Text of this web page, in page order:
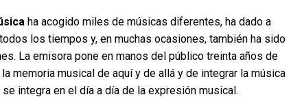
ha acogido miles de músicas diferentes, ha dado a
los tiempos y, en muchas ocasiones, también ha sido
La emisora pone en manos del público treinta años de
memoria musical de aquí y de allá y de integrar la música
integra en el día a día de la expresión musical.